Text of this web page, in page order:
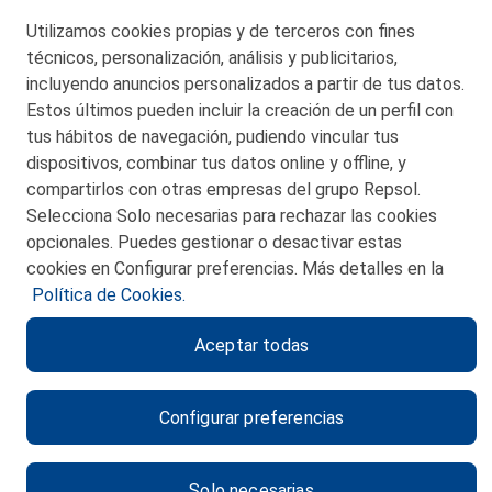
© 2026 Petronor S.A.
CONTACTO
MAPA WEB
POLITICA DE PRIVACIDAD
POLITICA DE COOKIES
CANAL DE ÉTICA
Utilizamos cookies propias y de terceros con fines
técnicos, personalización, análisis y publicitarios,
incluyendo anuncios personalizados a partir de tus datos.
Estos últimos pueden incluir la creación de un perfil con
tus hábitos de navegación, pudiendo vincular tus
dispositivos, combinar tus datos online y offline, y
compartirlos con otras empresas del grupo Repsol.
Selecciona Solo necesarias para rechazar las cookies
opcionales. Puedes gestionar o desactivar estas
cookies en Configurar preferencias. Más detalles en la
Política de Cookies.
Configurar preferencias
Aceptar todas